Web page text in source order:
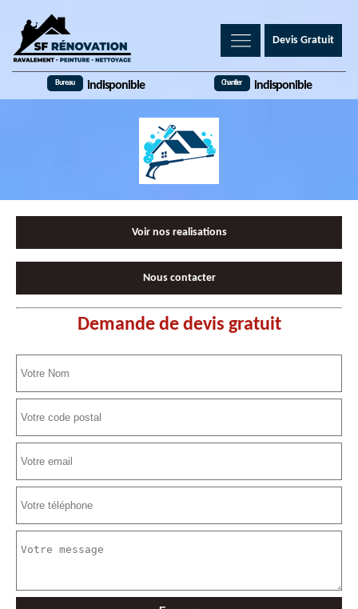
Devis Gratuit
Bureau indisponible Chantier indisponible
Voir nos realisations
Nous contacter
Demande de devis gratuit